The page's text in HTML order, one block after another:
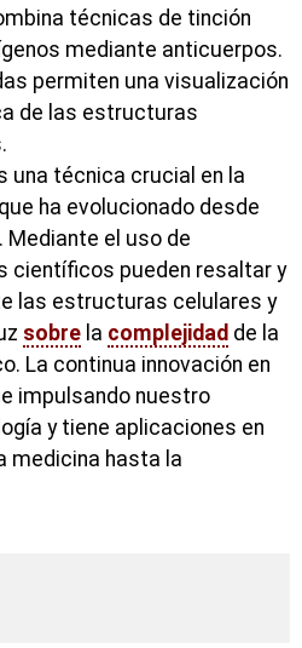
técnicas de tinción
mediante anticuerpos.
permiten una visualización
de las estructuras
una técnica crucial en la
ha evolucionado desde
el uso de
científicos pueden resaltar y
las estructuras celulares y
sobre la complejidad de la
La continua innovación en
impulsando nuestro
y tiene aplicaciones en
medicina hasta la